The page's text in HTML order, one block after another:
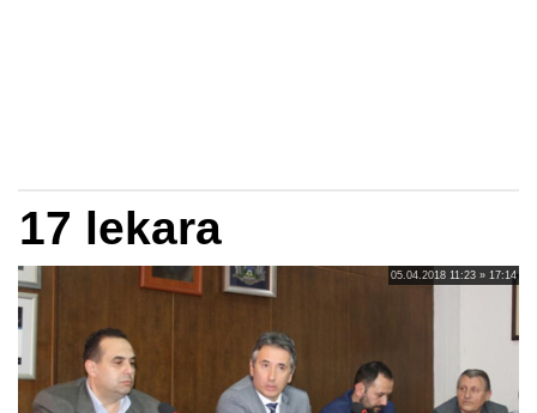
17 lekara
05.04.2018 11:23 » 17:14